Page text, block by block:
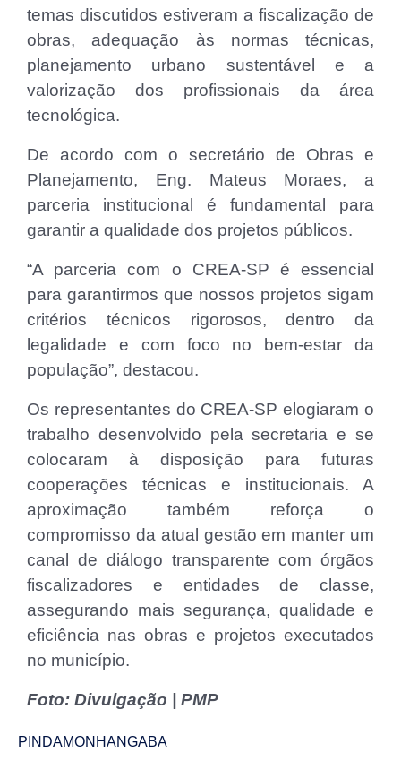
temas discutidos estiveram a fiscalização de
obras, adequação às normas técnicas,
planejamento urbano sustentável e a
valorização dos profissionais da área
tecnológica.
De acordo com o secretário de Obras e
Planejamento, Eng. Mateus Moraes, a
parceria institucional é fundamental para
garantir a qualidade dos projetos públicos.
“A parceria com o CREA-SP é essencial
para garantirmos que nossos projetos sigam
critérios técnicos rigorosos, dentro da
legalidade e com foco no bem-estar da
população”, destacou.
Os representantes do CREA-SP elogiaram o
trabalho desenvolvido pela secretaria e se
colocaram à disposição para futuras
cooperações técnicas e institucionais. A
aproximação também reforça o
compromisso da atual gestão em manter um
canal de diálogo transparente com órgãos
fiscalizadores e entidades de classe,
assegurando mais segurança, qualidade e
eficiência nas obras e projetos executados
no município.
Foto: Divulgação | PMP
PINDAMONHANGABA